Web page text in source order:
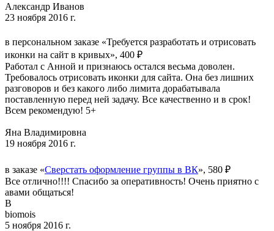
Александр Иванов
23 ноября 2016 г.
в персональном заказе «Требуется разработать и отрисовать
иконки на сайт в кривых», 400 ₽
Работал с Анной и признаюсь остался весьма доволен.
Требовалось отрисовать иконки для сайта. Она без лишних
разговоров и без какого либо лимита дорабатывала
поставленную перед ней задачу. Все качественно и в срок!
Всем рекомендую! 5+
Яна Владимировна
19 ноября 2016 г.
в заказе «Сверстать оформление группы в ВК», 580 ₽
Все отлично!!!! Спасибо за оперативность! Очень приятно с
авами общаться!
B
biomois
5 ноября 2016 г.